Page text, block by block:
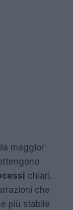
maggior
chiari.
che
più stabile